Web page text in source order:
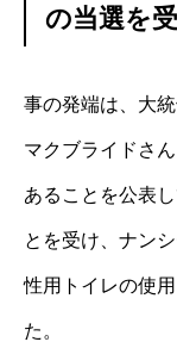
の当選を
事の発端は、大
マクブライドさ
あることを公表
とを受け、ナン
性用トイレの使
た。